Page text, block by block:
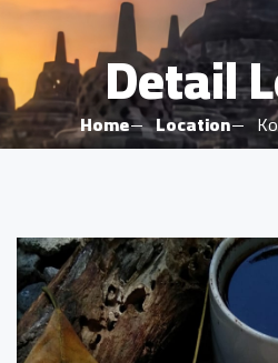
Detail
Home Location